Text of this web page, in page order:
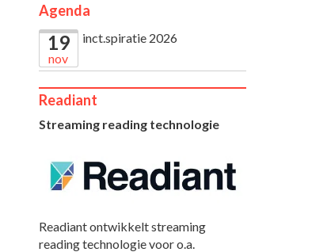
Agenda
19
nov
inct.spiratie 2026
Readiant
Streaming reading technologie
Readiant ontwikkelt streaming
reading technologie voor o.a.